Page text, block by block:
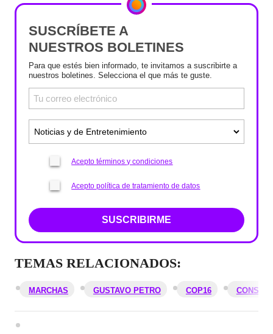
SUSCRÍBETE A
NUESTROS BOLETINES
Para que estés bien informado, te invitamos a suscribirte a
nuestros boletines. Selecciona el que más te guste.
Acepto términos y condiciones
Acepto política de tratamiento de datos
SUSCRIBIRME
TEMAS RELACIONADOS:
MARCHAS GUSTAVO PETRO COP16